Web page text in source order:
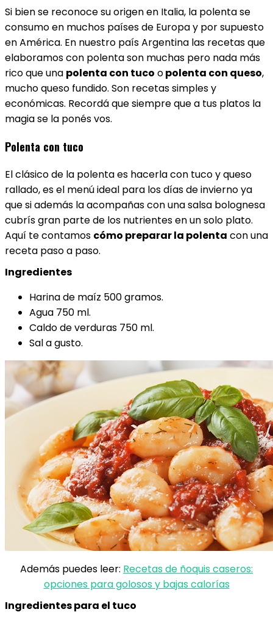
Si bien se reconoce su origen en Italia, la polenta se
consumo en muchos países de Europa y por supuesto
en América. En nuestro país Argentina las recetas que
elaboramos con polenta son muchas pero nada más
rico que una polenta con tuco opolenta con queso,
mucho queso fundido. Son recetas simples y
económicas. Recordá que siempre que a tus platos la
magia se la ponés vos.
Polenta con tuco
El clásico de la polenta es hacerla con tuco y queso
rallado, es el menú ideal para los días de invierno ya
que si además la acompañas con una salsa bolognesa
cubrís gran parte de los nutrientes en un solo plato.
Aquí te contamos cómo preparar la polenta con una
receta paso a paso.
Ingredientes
Harina de maíz 500 gramos.
Agua 750 ml.
Caldo de verduras 750 ml.
Sal a gusto.
Además puedes leer: Recetas de ñoquis caseros:
opciones para golosos y bajas calorías
Ingredientes para el tuco